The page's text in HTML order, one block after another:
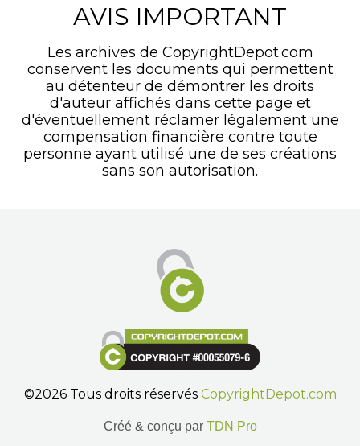
AVIS IMPORTANT
Les archives de CopyrightDepot.com
conservent les documents qui permettent
au détenteur de démontrer les droits
d'auteur affichés dans cette page et
d'éventuellement réclamer légalement une
compensation financière contre toute
personne ayant utilisé une de ses créations
sans son autorisation.
©2026 Tous droits réservés CopyrightDepot.com
Créé & conçu par TDN Pro